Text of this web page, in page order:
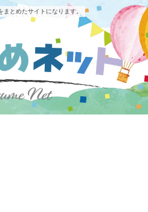
とめたサイトになります。